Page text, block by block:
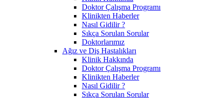
Doktor Çalışma Programı
Klinikten Haberler
Nasıl Gidilir ?
Sıkça Sorulan Sorular
Doktorlarımız
Ağız ve Diş Hastalıkları
Klinik Hakkında
Doktor Çalışma Programı
Klinikten Haberler
Nasıl Gidilir ?
Sıkça Sorulan Sorular